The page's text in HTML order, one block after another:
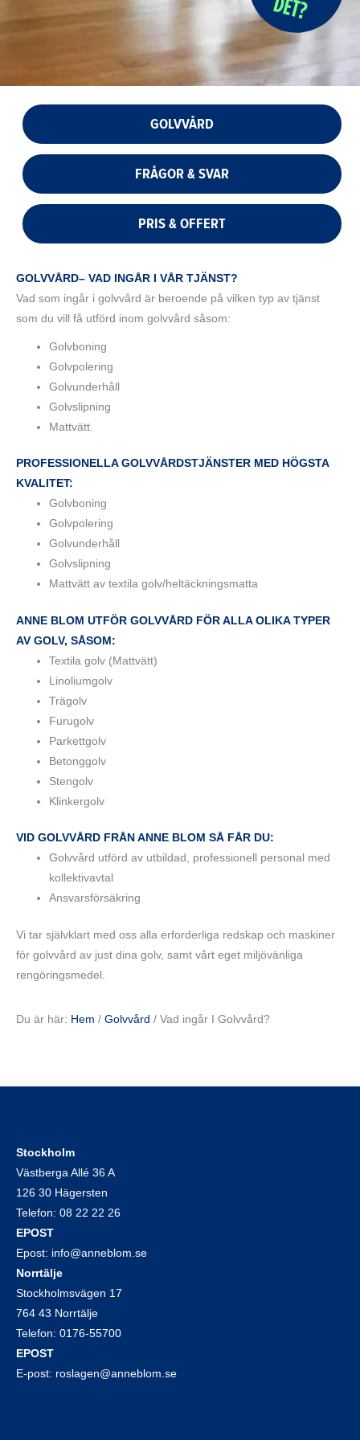
GOLVVÅRD
FRÅGOR & SVAR
PRIS & OFFERT
GOLVVÅRD– VAD INGÅR I VÅR TJÄNST?
Vad som ingår i golvvård är beroende på vilken typ av tjänst
som du vill få utförd inom golvvård såsom:
Golvboning
Golvpolering
Golvunderhåll
Golvslipning
Mattvätt.
PROFESSIONELLA GOLVVÅRDSTJÄNSTER MED HÖGSTA
KVALITET:
Golvboning
Golvpolering
Golvunderhåll
Golvslipning
Mattvätt av textila golv/heltäckningsmatta
ANNE BLOM UTFÖR GOLVVÅRD FÖR ALLA OLIKA TYPER
AV GOLV, SÅSOM:
Textila golv (Mattvätt)
Linoliumgolv
Trägolv
Furugolv
Parkettgolv
Betonggolv
Stengolv
Klinkergolv
VID GOLVVÅRD FRÅN ANNE BLOM SÅ FÅR DU:
Golvvård utförd av utbildad, professionell personal med
kollektivavtal
Ansvarsförsäkring
Vi tar självklart med oss alla erforderliga redskap och maskiner
för golvvård av just dina golv, samt vårt eget miljövänliga
rengöringsmedel.
Du är här: Hem / Golvvård / Vad ingår I Golvvård?
Stockholm
Västberga Allé 36 A
126 30 Hägersten
Telefon: 08 22 22 26
EPOST
Epost: info@anneblom.se
Norrtälje
Stockholmsvägen 17
764 43 Norrtälje
Telefon: 0176-55700
EPOST
E-post: roslagen@anneblom.se